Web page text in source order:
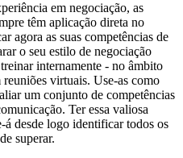
em negociação, as
têm aplicação direta no
agora as suas competências de
o seu estilo de negociação
internamente - no âmbito
reuniões virtuais. Use-as como
um conjunto de competências
Ter essa valiosa
desde logo identificar todos os
superar.